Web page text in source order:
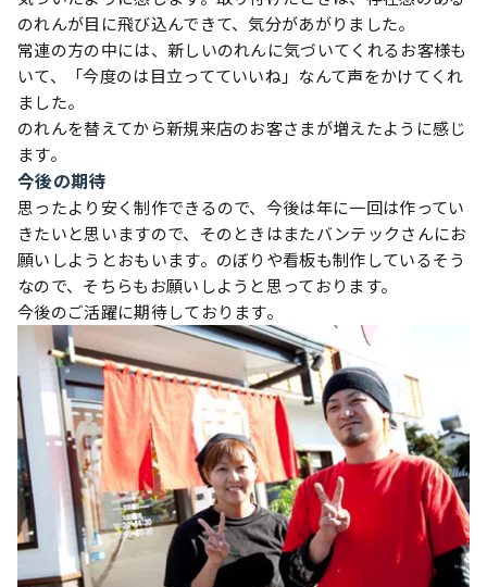
のれんが目に飛び込んできて、気分があがりました。
常連の方の中には、新しいのれんに気づいてくれるお客様も
いて、「今度のは目立ってていいね」なんて声をかけてくれ
ました。
のれんを替えてから新規来店のお客さまが増えたように感じ
ます。
今後の期待
思ったより安く制作できるので、今後は年に一回は作ってい
きたいと思いますので、そのときはまたバンテックさんにお
願いしようとおもいます。のぼりや看板も制作しているそう
なので、そちらもお願いしようと思っております。
今後のご活躍に期待しております。